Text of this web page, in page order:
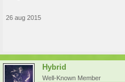
26 aug 2015
Hybrid
Well-Known Member